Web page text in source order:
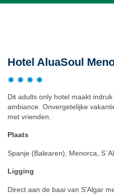
Hotel AluaSoul
Dit adults only hotel maakt
ambiance. Onvergetelijke
met vrienden.
Plaats
Spanje (Balearen), Menorca,
Ligging
Direct aan de baai van S'Algar